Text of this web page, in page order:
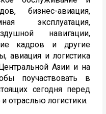
бизнес-авиация,
эксплуатация,
навигации,
кадров и другие
авиация и логистика
Азии и на
поучаствовать в
сегодня перед
отраслью логистики.